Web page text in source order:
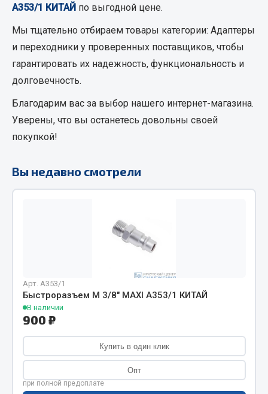
Соединительные элементы
Адаптеры и переходники
Трубки, муфты, гайки
Угольники
Фитинги
Весь раздел
Крепежный инструмент
Режущий инструмент
Силовое оборудование
Столярный инструмент
Показать ещё
А353/1 КИТАЙ по выгодной цене.
Мы тщательно отбираем товары категории: Адаптеры
и переходники у проверенных поставщиков, чтобы
гарантировать их надежность, функциональность и
долговечность.
Благодарим вас за выбор нашего интернет-магазина.
Уверены, что вы останетесь довольны своей
покупкой!
Вы недавно смотрели
Арт. А353/1
Быстроразъем М 3/8" MAXI А353/1 КИТАЙ
В наличии
900 ₽
Купить в один клик
Опт
при полной предоплате